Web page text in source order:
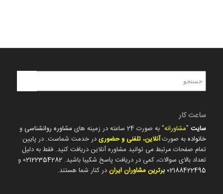
ساعت کار
سایت"مشاورانه" به صورت 24 ساعته در زمینه های مشاوره روانشناسی و
خانوادهبه صورتآنلاین، تلفنی و حضوریدر خدمت شماست. در پایین
تمام صفحات مرتبط می توانید مشاوره آنلاین دریافت کنید. فقط به دلیل
تعداد بالای سوالات، کمی در دریافت پاسخ شکیبا باشید. 02122354282 و
02188422495 برترین مشاوران ایراندر کنار شما هستند.